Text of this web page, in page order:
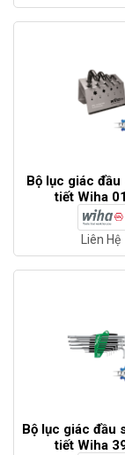
Bộ lục giác
tiết Wiha
Liên Hệ
Bộ lục giác đầu
tiết Wiha